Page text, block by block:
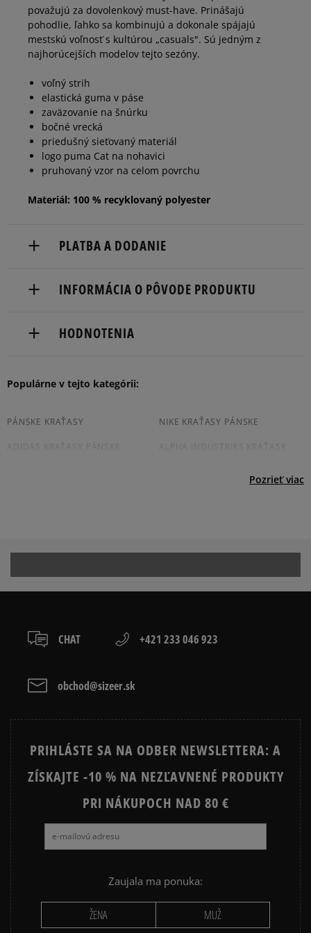
považujú za dovolenkový must-have. Prinášajú
pohodlie, ľahko sa kombinujú a dokonale spájajú
mestskú voľnosť s kultúrou „casuals". Sú jedným z
najhorúcejších modelov tejto sezóny.
voľný strih
elastická guma v páse
zaväzovanie na šnúrku
bočné vrecká
priedušný sieťovaný materiál
logo puma Cat na nohavici
pruhovaný vzor na celom povrchu
Materiál: 100 % recyklovaný polyester
PLATBA A DODANIE
Dostupné spôsoby doručenia:
boxy: Z-BOX),
slovenská pošta - na adresu,
Dostupné spôsoby platby:
prevod,
INFORMÁCIA O PÔVODE PRODUKTU
PUMA Way 1
service@puma.com
HODNOTENIA
Produkt nemá žiadne recenzie
Populárne v tejto kategórii:
PÁNSKE KRAŤASY NIKE KRAŤASY PÁNSKE
ADIDAS KRAŤASY PÁNSKE
ALPHA INDUSTRIES KRAŤASY
Pozrieť viac
CHAT +421 233 046 923
obchod@sizeer.sk
PRIHLÁSTE SA NA ODBER NEWSLETTERA: A
ZÍSKAJTE -10 % NA NEZĽAVNENÉ PRODUKTY
PRI NÁKUPOCH NAD 80 €
Zaujala ma ponuka:
ŽENA MUŽ